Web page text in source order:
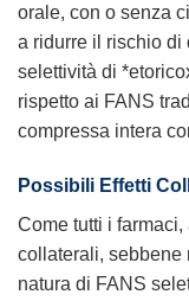
orale, con o senza
a ridurre il rischio di
selettività di
rispetto ai FANS
compressa intera
Possibili Effetti
Come tutti i farmaci,
collaterali, sebbene
natura di FANS